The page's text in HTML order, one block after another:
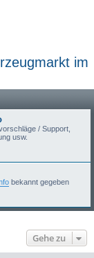
im
/ Support,
usw.
bekannt gegeben
Gehe zu